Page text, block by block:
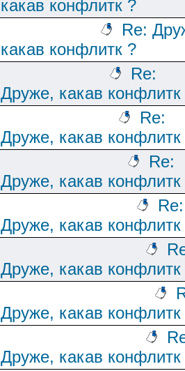
какав конфлитк ?
Re:
какав конфлитк ?
Re:
Друже, какав конфлитк
Re:
Друже, какав конфлитк
Re:
Друже, какав конфлитк
Re:
Друже, какав конфлитк
Друже, какав конфлитк
Друже, какав конфлитк
Друже, какав конфлитк